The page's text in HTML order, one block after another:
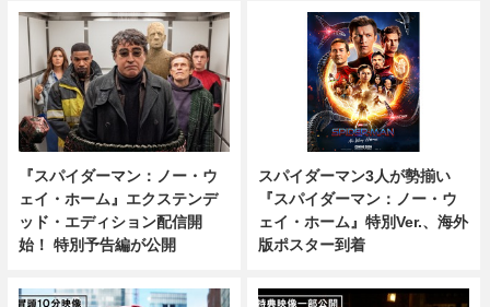
『スパイダーマン：ノー・ウ
ェイ・ホーム』エクステンデ
ッド・エディション配信開
始！ 特別予告編が公開
スパイダーマン3人が勢揃い
『スパイダーマン：ノー・ウ
ェイ・ホーム』特別Ver.、海外
版ポスター到着